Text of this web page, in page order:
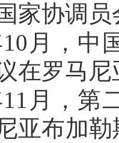
家协调
10月，
在罗马
11月，
亚布加